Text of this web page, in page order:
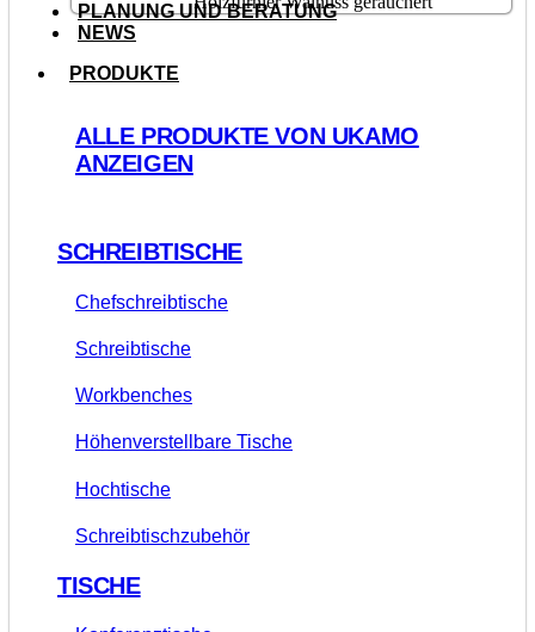
PLANUNG UND BERATUNG
NEWS
PRODUKTE
ALLE PRODUKTE VON UKAMO
ANZEIGEN
SCHREIBTISCHE
Chefschreibtische
Schreibtische
Workbenches
Höhenverstellbare Tische
Hochtische
Schreibtischzubehör
TISCHE